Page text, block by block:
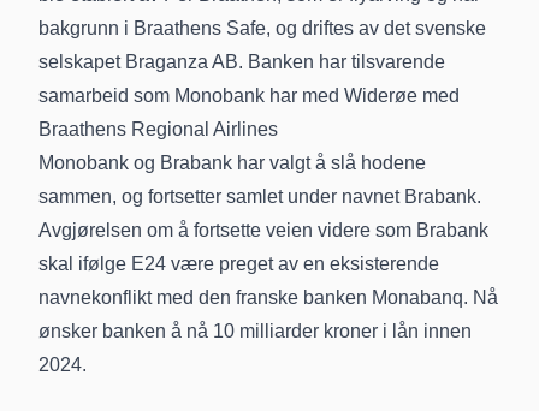
bakgrunn i Braathens Safe, og driftes av det svenske
selskapet Braganza AB. Banken har tilsvarende
samarbeid som Monobank har med Widerøe med
Braathens Regional Airlines
Monobank og Brabank har valgt å slå hodene
sammen, og fortsetter samlet under navnet Brabank.
Avgjørelsen om å fortsette veien videre som Brabank
skal ifølge E24 være preget av en eksisterende
navnekonflikt med den franske banken Monabanq. Nå
ønsker banken å nå 10 milliarder kroner i lån innen
2024.